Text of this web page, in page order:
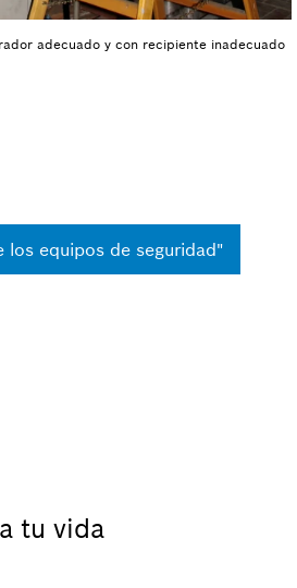
adecuado y con recipiente inadecuado
los equipos de seguridad"
tu vida